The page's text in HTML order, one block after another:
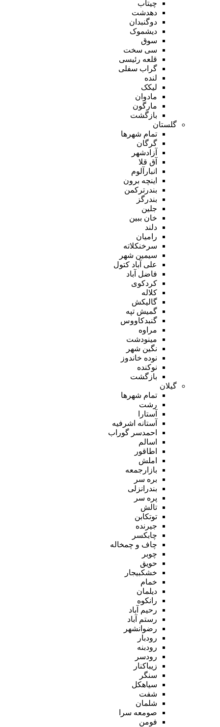
چیتاب
دهدشت
دوگنبدان
دیشموک
سوق
سی سخت
قلعه رئیسی
گراب سفلی
لنده
لیکک
مادوان
مارگون
بازگشت
گلستان
تمام شهر‌ها
گرگان
آزادشهر
آق قلا
انبارآلوم
اینچه برون
بندرترکمن
بندرگز
جلین
خان ببین
دلند
رامیان
سرخنکلاته
سیمین شهر
علی آباد کتول
فاضل آباد
کردکوی
کلاله
گالیکش
گمیش تپه
گنبدکاووس
مراوه
مینودشت
نگین شهر
نوده خاندوز
نوکنده
بازگشت
گیلان
تمام شهر‌ها
رشت
آستارا
آستانه اشرفیه
احمدسر گوراب
اسالم
اطاقور
املش
بازارجمعه
بره سر
بندرانزلی
پره سر
تالش
توتکابن
جیرنده
چابکسر
چاف و چمخاله
چوبر
حویق
خشکبیجار
خمام
دیلمان
رانکوه
رحیم آباد
رستم آباد
رضوانشهر
رودبار
رودبنه
رودسر
زیباکنار
سنگر
سیاهکل
شفت
شلمان
صومعه سرا
فومن